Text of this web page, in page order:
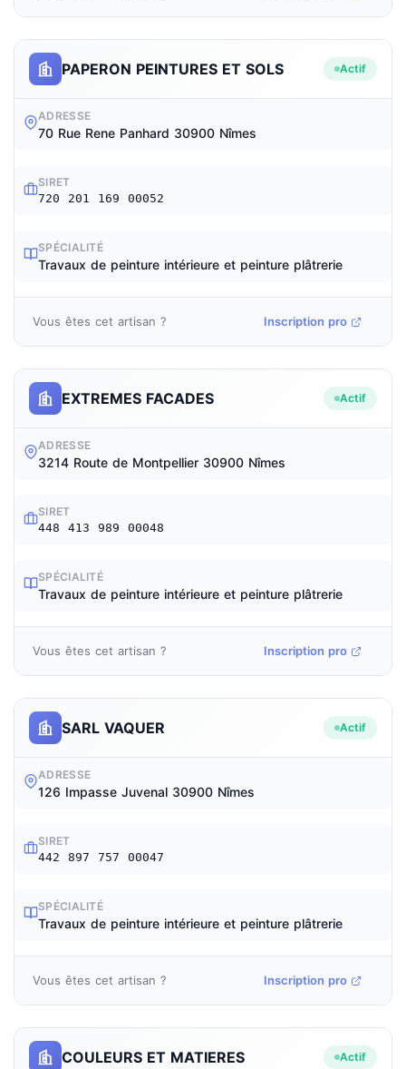
PAPERON PEINTURES ET SOLS Actif
ADRESSE
70 Rue Rene Panhard 30900 Nîmes
SIRET
720 201 169 00052
SPÉCIALITÉ
Travaux de peinture intérieure et peinture plâtrerie
Vous êtes cet artisan ? Inscription pro
EXTREMES FACADES Actif
ADRESSE
3214 Route de Montpellier 30900 Nîmes
SIRET
448 413 989 00048
SPÉCIALITÉ
Travaux de peinture intérieure et peinture plâtrerie
Vous êtes cet artisan ? Inscription pro
SARL VAQUER Actif
ADRESSE
126 Impasse Juvenal 30900 Nîmes
SIRET
442 897 757 00047
SPÉCIALITÉ
Travaux de peinture intérieure et peinture plâtrerie
Vous êtes cet artisan ? Inscription pro
COULEURS ET MATIERES Actif